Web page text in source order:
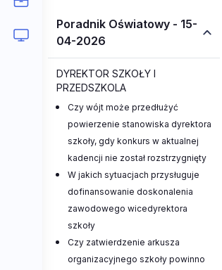
Poradnik Oświatowy - 15-
04-2026
DYREKTOR SZKOŁY I
PRZEDSZKOLA
Czy wójt może przedłużyć
powierzenie stanowiska dyrektora
szkoły, gdy konkurs w aktualnej
kadencji nie został rozstrzygnięty
W jakich sytuacjach przysługuje
dofinansowanie doskonalenia
zawodowego wicedyrektora
szkoły
Czy zatwierdzenie arkusza
organizacyjnego szkoły powinno